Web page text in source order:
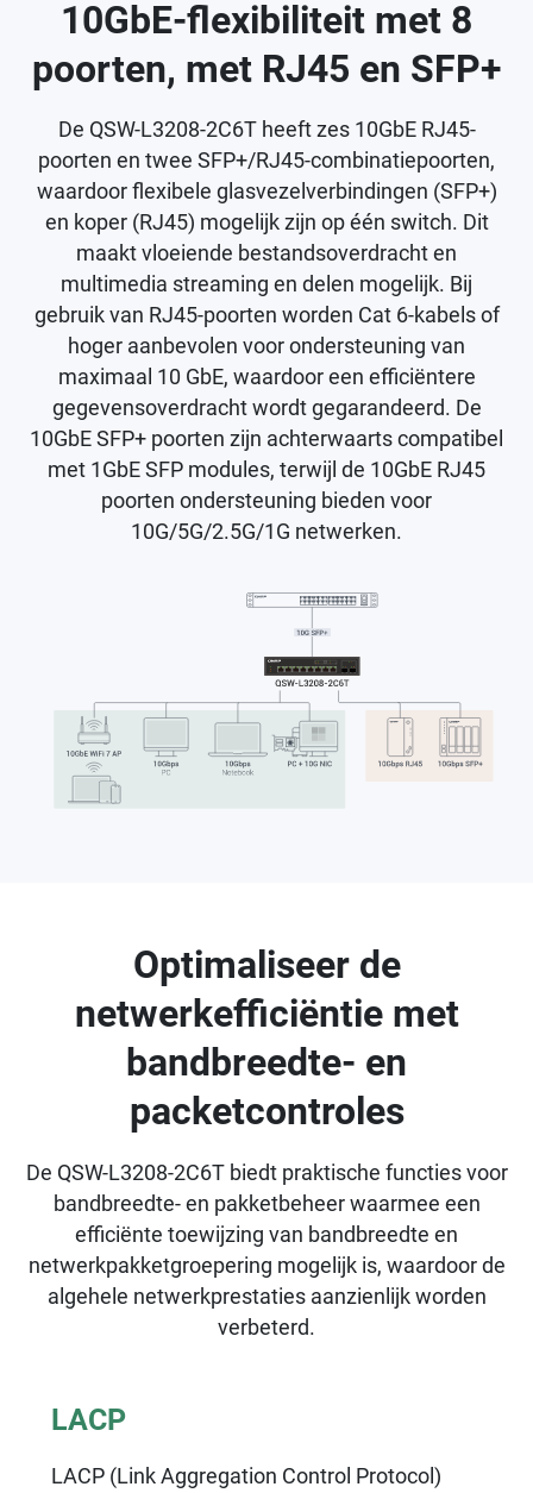
10GbE-flexibiliteit met 8
poorten, met RJ45 en SFP+
De QSW-L3208-2C6T heeft zes 10GbE RJ45-
poorten en twee SFP+/RJ45-combinatiepoorten,
waardoor flexibele glasvezelverbindingen (SFP+)
en koper (RJ45) mogelijk zijn op één switch. Dit
maakt vloeiende bestandsoverdracht en
multimedia streaming en delen mogelijk. Bij
gebruik van RJ45-poorten worden Cat 6-kabels of
hoger aanbevolen voor ondersteuning van
maximaal 10 GbE, waardoor een efficiëntere
gegevensoverdracht wordt gegarandeerd. De
10GbE SFP+ poorten zijn achterwaarts compatibel
met 1GbE SFP modules, terwijl de 10GbE RJ45
poorten ondersteuning bieden voor
10G/5G/2.5G/1G netwerken.
Optimaliseer de
netwerkefficiëntie met
bandbreedte- en
packetcontroles
De QSW-L3208-2C6T biedt praktische functies voor
bandbreedte- en pakketbeheer waarmee een
efficiënte toewijzing van bandbreedte en
netwerkpakketgroepering mogelijk is, waardoor de
algehele netwerkprestaties aanzienlijk worden
verbeterd.
LACP
LACP (Link Aggregation Control Protocol)